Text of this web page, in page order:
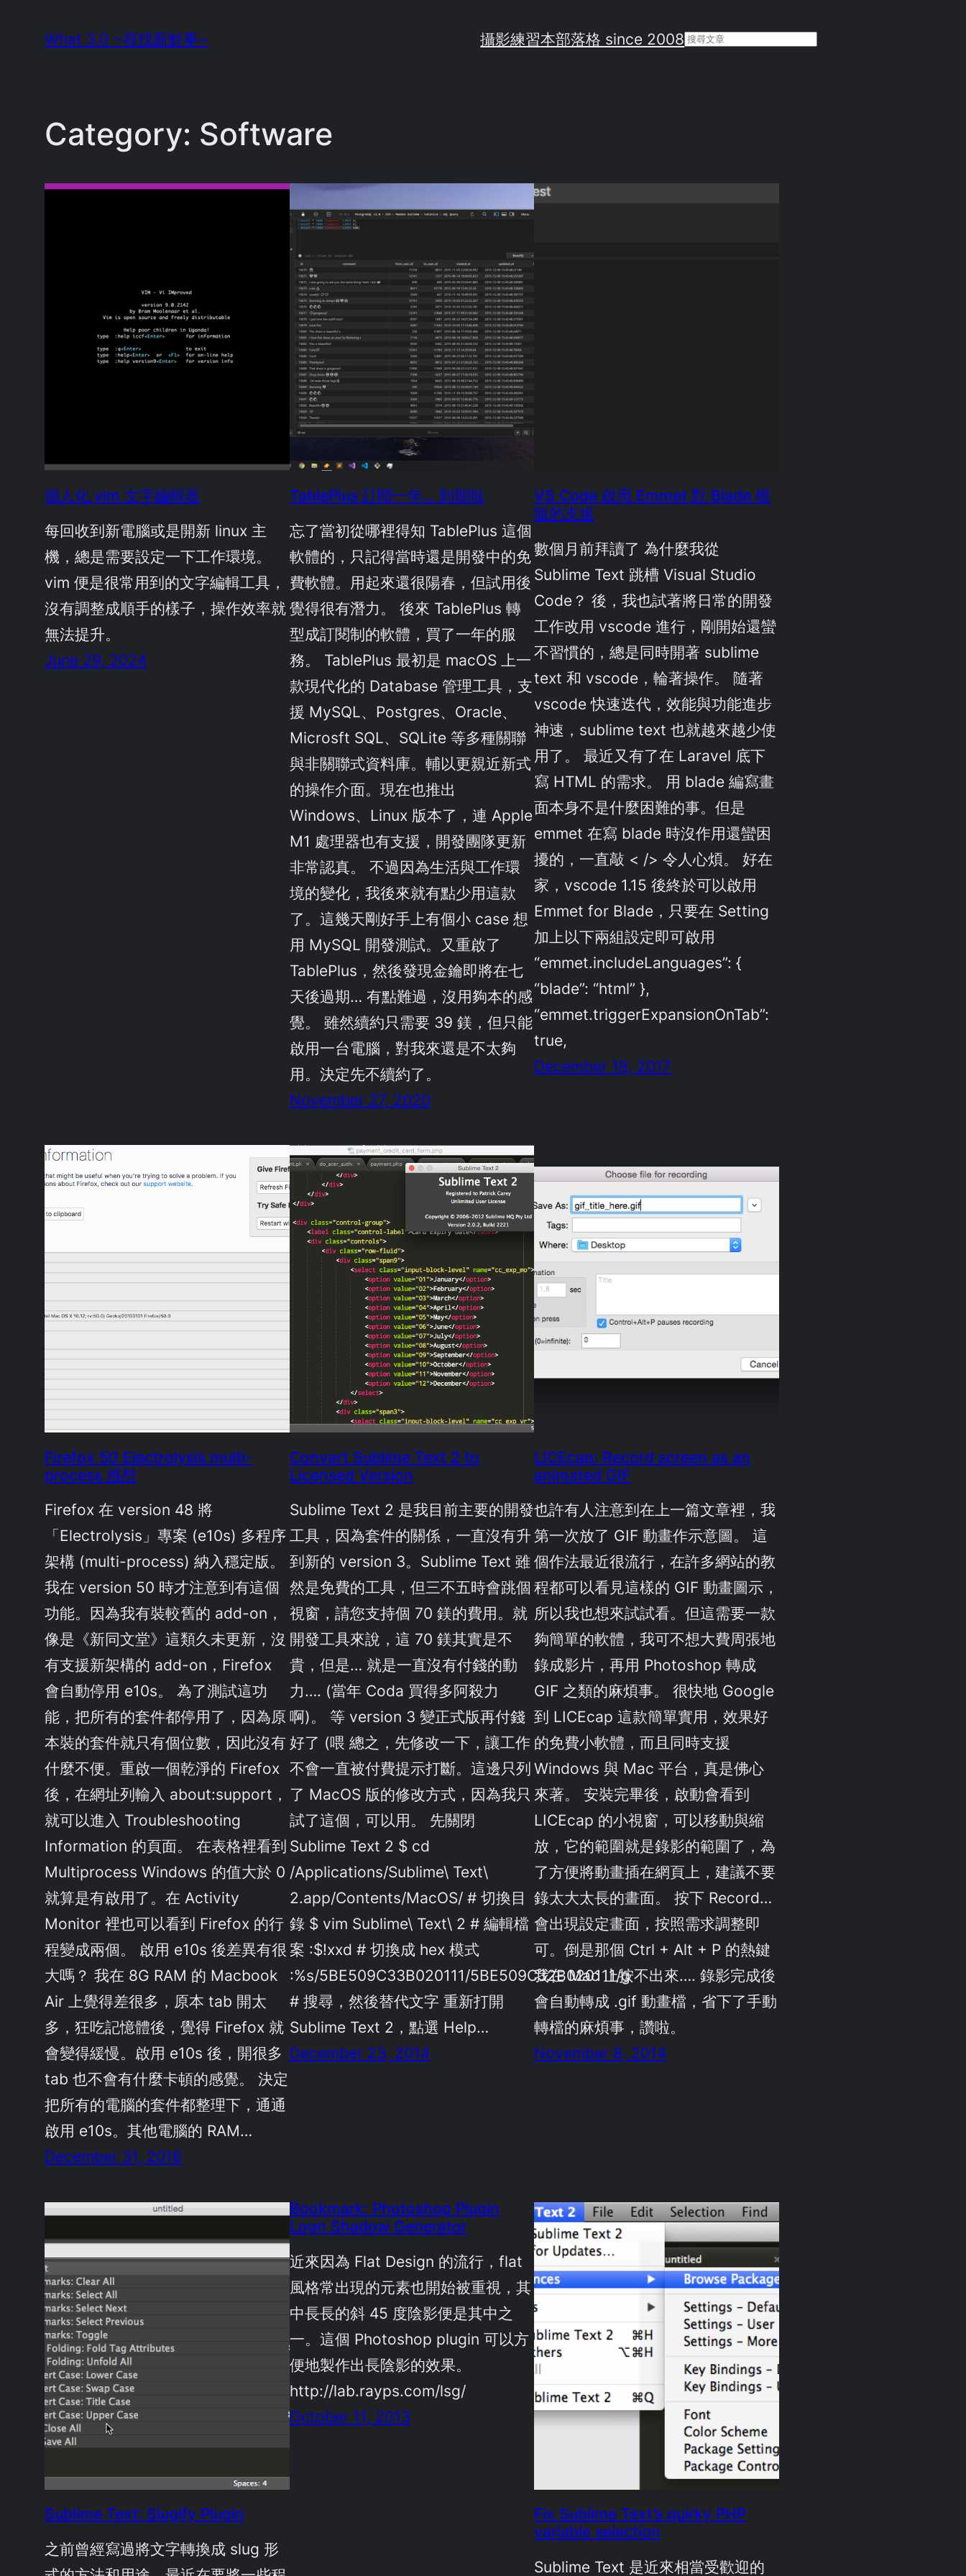
What 3.0 ~尋找新鮮事~ 攝影練習本部落格 since 2008Search
Category: Software
個人化 vim 文字編輯器
每回收到新電腦或是開新 linux 主
機，總是需要設定一下工作環境。
vim 便是很常用到的文字編輯工具，
沒有調整成順手的樣子，操作效率就
無法提升。
June 29, 2024
TablePlus 訂閱一年… 到期啦
忘了當初從哪裡得知 TablePlus 這個
軟體的，只記得當時還是開發中的免
費軟體。用起來還很陽春，但試用後
覺得很有潛力。 後來 TablePlus 轉
型成訂閱制的軟體，買了一年的服
務。 TablePlus 最初是 macOS 上一
款現代化的 Database 管理工具，支
援 MySQL、Postgres、Oracle、
Microsft SQL、SQLite 等多種關聯
與非關聯式資料庫。輔以更親近新式
的操作介面。現在也推出
Windows、Linux 版本了，連 Apple
M1 處理器也有支援，開發團隊更新
非常認真。 不過因為生活與工作環
境的變化，我後來就有點少用這款
了。這幾天剛好手上有個小 case 想
用 MySQL 開發測試。又重啟了
TablePlus，然後發現金鑰即將在七
天後過期… 有點難過，沒用夠本的感
覺。 雖然續約只需要 39 鎂，但只能
啟用一台電腦，對我來還是不太夠
用。決定先不續約了。
November 27, 2020
VS Code 啟用 Emmet 對 Blade 模
版的支援
數個月前拜讀了 為什麼我從
Sublime Text 跳槽 Visual Studio
Code？ 後，我也試著將日常的開發
工作改用 vscode 進行，剛開始還蠻
不習慣的，總是同時開著 sublime
text 和 vscode，輪著操作。 隨著
vscode 快速迭代，效能與功能進步
神速，sublime text 也就越來越少使
用了。 最近又有了在 Laravel 底下
寫 HTML 的需求。 用 blade 編寫畫
面本身不是什麼困難的事。但是
emmet 在寫 blade 時沒作用還蠻困
擾的，一直敲 < /> 令人心煩。 好在
家，vscode 1.15 後終於可以啟用
Emmet for Blade，只要在 Setting
加上以下兩組設定即可啟用
“emmet.includeLanguages”: {
“blade”: “html” },
“emmet.triggerExpansionOnTab”:
true,
December 18, 2017
Firefox 50 Electrolysis multi-
process 感想
Firefox 在 version 48 將
「Electrolysis」專案 (e10s) 多程序
架構 (multi-process) 納入穩定版。
我在 version 50 時才注意到有這個
功能。因為我有裝較舊的 add-on，
像是《新同文堂》這類久未更新，沒
有支援新架構的 add-on，Firefox
會自動停用 e10s。 為了測試這功
能，把所有的套件都停用了，因為原
本裝的套件就只有個位數，因此沒有
什麼不便。重啟一個乾淨的 Firefox
後，在網址列輸入 about:support，
就可以進入 Troubleshooting
Information 的頁面。 在表格裡看到
Multiprocess Windows 的值大於 0
就算是有啟用了。在 Activity
Monitor 裡也可以看到 Firefox 的行
程變成兩個。 啟用 e10s 後差異有很
大嗎？ 我在 8G RAM 的 Macbook
Air 上覺得差很多，原本 tab 開太
多，狂吃記憶體後，覺得 Firefox 就
會變得緩慢。啟用 e10s 後，開很多
tab 也不會有什麼卡頓的感覺。 決定
把所有的電腦的套件都整理下，通通
啟用 e10s。其他電腦的 RAM…
December 31, 2016
Convert Sublime Text 2 to
Licensed Version
Sublime Text 2 是我目前主要的開發
工具，因為套件的關係，一直沒有升
到新的 version 3。Sublime Text 雖
然是免費的工具，但三不五時會跳個
視窗，請您支持個 70 鎂的費用。就
開發工具來說，這 70 鎂其實是不
貴，但是… 就是一直沒有付錢的動
力…. (當年 Coda 買得多阿殺力
啊)。 等 version 3 變正式版再付錢
好了 (喂 總之，先修改一下，讓工作
不會一直被付費提示打斷。這邊只列
了 MacOS 版的修改方式，因為我只
試了這個，可以用。 先關閉
Sublime Text 2 $ cd
/Applications/Sublime\ Text\
2.app/Contents/MacOS/ # 切換目
錄 $ vim Sublime\ Text\ 2 # 編輯檔
案 :$!xxd # 切換成 hex 模式
:%s/5BE509C33B020111/5BE509C32B020111/g
# 搜尋，然後替代文字 重新打開
Sublime Text 2，點選 Help…
December 23, 2014
LICEcap: Record screen as an
animated GIF
也許有人注意到在上一篇文章裡，我
第一次放了 GIF 動畫作示意圖。 這
個作法最近很流行，在許多網站的教
程都可以看見這樣的 GIF 動畫圖示，
所以我也想來試試看。但這需要一款
夠簡單的軟體，我可不想大費周張地
錄成影片，再用 Photoshop 轉成
GIF 之類的麻煩事。 很快地 Google
到 LICEcap 這款簡單實用，效果好
的免費小軟體，而且同時支援
Windows 與 Mac 平台，真是佛心
來著。 安裝完畢後，啟動會看到
LICEcap 的小視窗，可以移動與縮
放，它的範圍就是錄影的範圍了，為
了方便將動畫插在網頁上，建議不要
錄太大太長的畫面。 按下 Record…
會出現設定畫面，按照需求調整即
可。倒是那個 Ctrl + Alt + P 的熱鍵
我在 Mac 上按不出來…. 錄影完成後
會自動轉成 .gif 動畫檔，省下了手動
轉檔的麻煩事，讚啦。
November 8, 2014
Sublime Text: Slugify Plugin
之前曾經寫過將文字轉換成 slug 形
Bookmark: Photoshop Plugin
Logn Shadow Generator
近來因為 Flat Design 的流行，flat
風格常出現的元素也開始被重視，其
中長長的斜 45 度陰影便是其中之
一。這個 Photoshop plugin 可以方
便地製作出長陰影的效果。
http://lab.rayps.com/lsg/
October 11, 2013
Fix Sublime Text’s quirky PHP
variable selection
Sublime Text 是近來相當受歡迎的